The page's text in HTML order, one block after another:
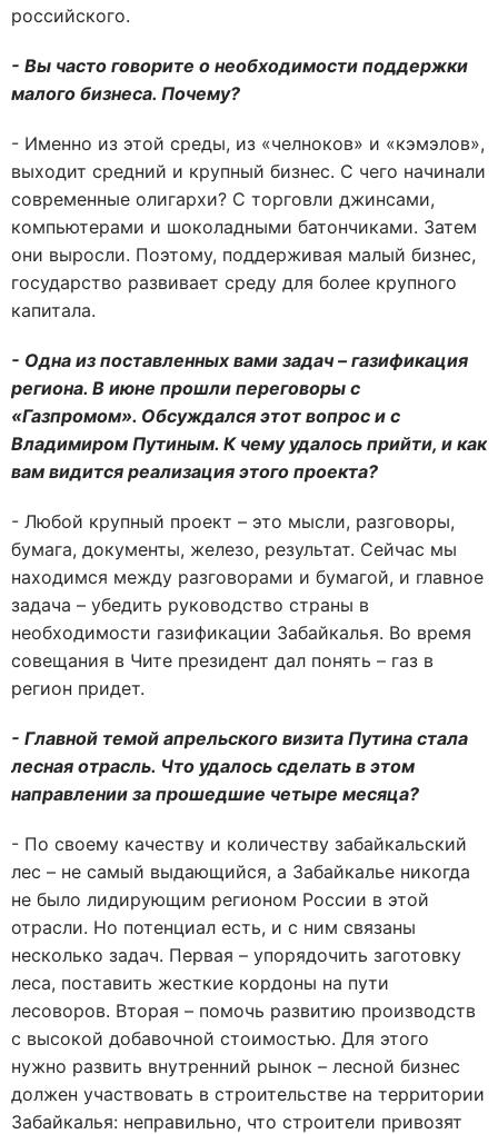
российского.
- Вы часто говорите о необходимости поддержки
малого бизнеса. Почему?
- Именно из этой среды, из «челноков» и «кэмэлов»,
выходит средний и крупный бизнес. С чего начинали
современные олигархи? С торговли джинсами,
компьютерами и шоколадными батончиками. Затем
они выросли. Поэтому, поддерживая малый бизнес,
государство развивает среду для более крупного
капитала.
- Одна из поставленных вами задач – газификация
региона. В июне прошли переговоры с
«Газпромом». Обсуждался этот вопрос и с
Владимиром Путиным. К чему удалось прийти, и как
вам видится реализация этого проекта?
- Любой крупный проект – это мысли, разговоры,
бумага, документы, железо, результат. Сейчас мы
находимся между разговорами и бумагой, и главное
задача – убедить руководство страны в
необходимости газификации Забайкалья. Во время
совещания в Чите президент дал понять – газ в
регион придет.
- Главной темой апрельского визита Путина стала
лесная отрасль. Что удалось сделать в этом
направлении за прошедшие четыре месяца?
- По своему качеству и количеству забайкальский
лес – не самый выдающийся, а Забайкалье никогда
не было лидирующим регионом России в этой
отрасли. Но потенциал есть, и с ним связаны
несколько задач. Первая – упорядочить заготовку
леса, поставить жесткие кордоны на пути
лесоворов. Вторая – помочь развитию производств
с высокой добавочной стоимостью. Для этого
нужно развить внутренний рынок – лесной бизнес
должен участвовать в строительстве на территории
Забайкалья: неправильно, что строители привозят